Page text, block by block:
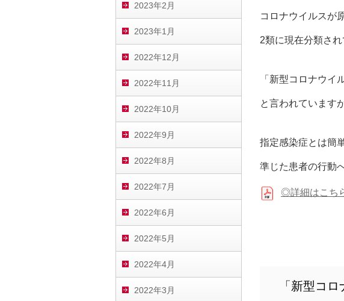
2023年2月
2023年1月
2022年12月
2022年11月
2022年10月
2022年9月
2022年8月
2022年7月
2022年6月
2022年5月
2022年4月
2022年3月
コロナウイルスが
2類に現在分類され
「新型コロナウ
と言われています
指定感染症とは簡
準じた患者の行動
◎詳細はこち
「新型コ